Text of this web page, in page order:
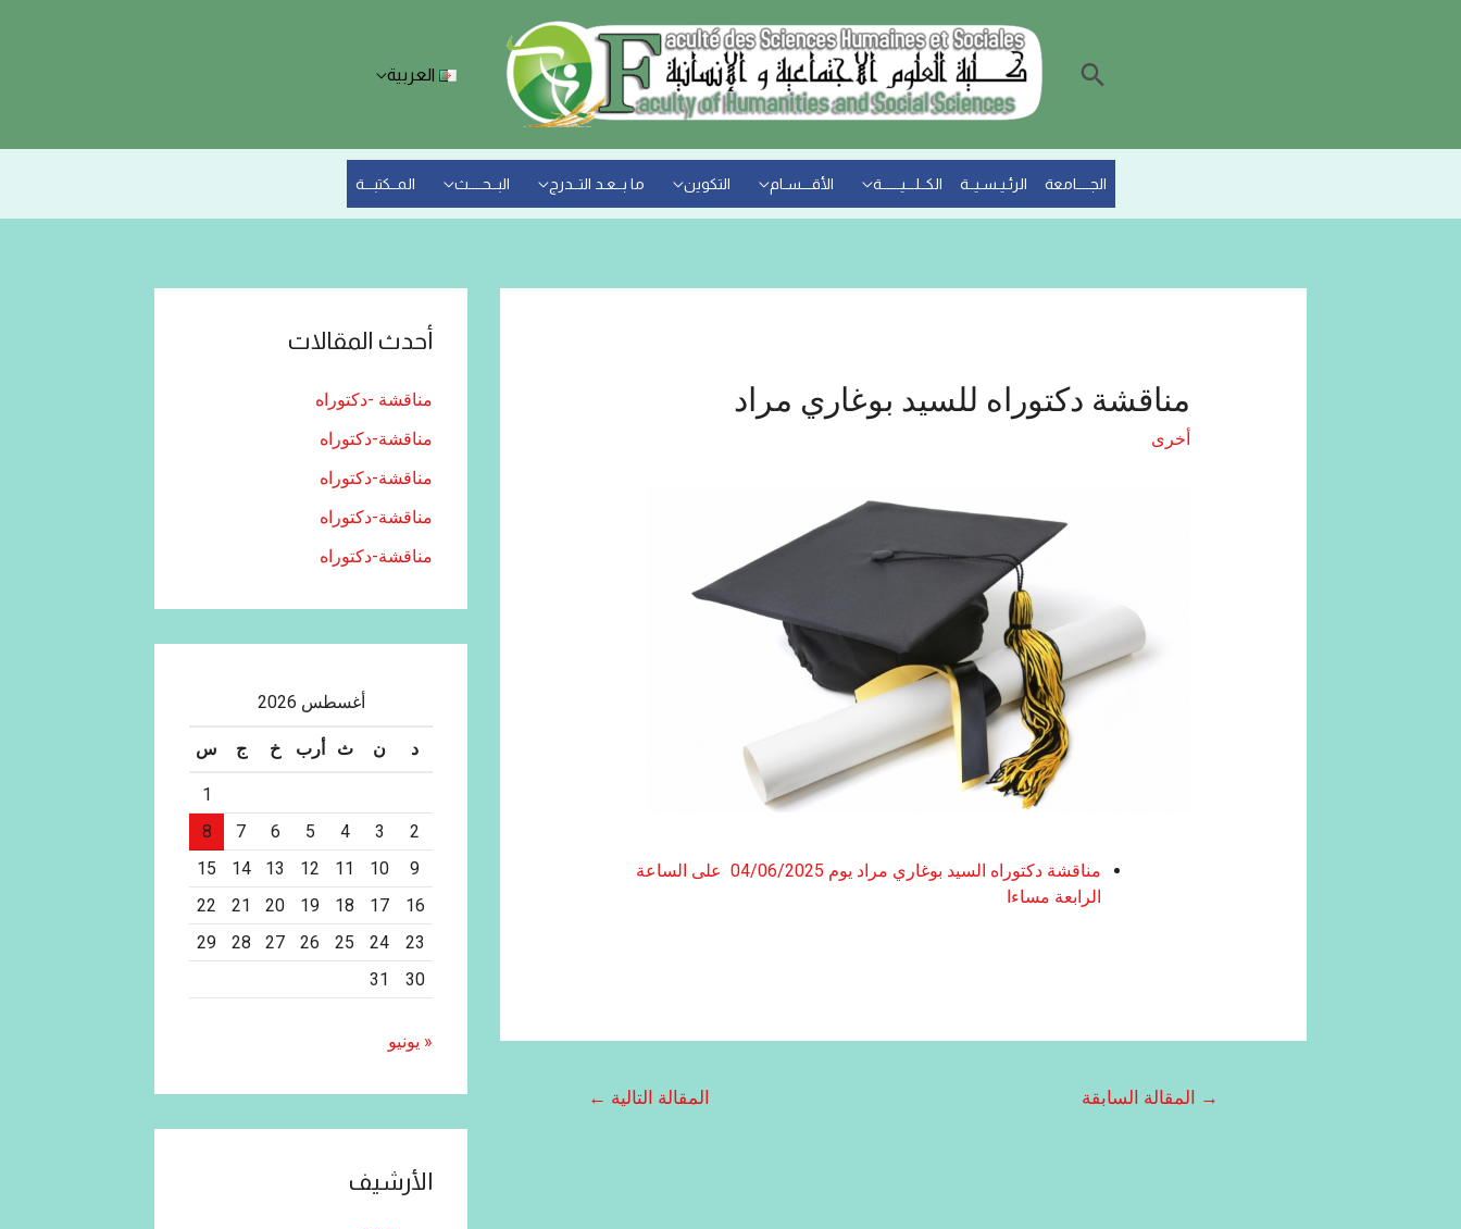
العربية
الجــــامعة الرئـيـسـيــة الكــلـــيــــــة الأقـــسـام التكوين ما بــعـد التــدرج البــحــــث المــكتبـــة
مناقشة دكتوراه للسيد بوغاري مراد
أخرى
مناقشة دكتوراه السيد بوغاري مراد يوم 04/06/2025 على الساعة
الرابعة مساءا
→ المقالة السابقة المقالة التالية ←
أحدث المقالات
مناقشة -دكتوراه
مناقشة-دكتوراه
مناقشة-دكتوراه
مناقشة-دكتوراه
مناقشة-دكتوراه
أغسطس 2026
د ن ث أرب خ ج س
1
2
3
4
5
6
7
8
9
10
11
12
13
14
15
16
17
18
19
20
21
22
23
24
25
26
27
28
29
30
31
« يونيو
الأرشيف